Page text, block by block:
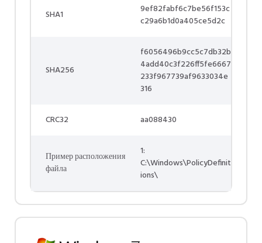
SHA1
9ef82fabf6c7be56f153c
c29a6b1d0a405ce5d2c
SHA256
f6056496b9cc5c7db32b
4add40c3f226ff5fe6667
233f967739af9633034e
316
CRC32 aa088430
Пример расположения
файла
1:
C:\Windows\PolicyDefinit
ions\